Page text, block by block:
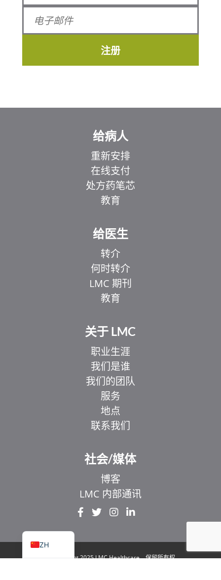
注册
给病人
重新安排
在线支付
处方药笔芯
教育
给医生
转介
何时转介
LMC 期刊
教育
关于 LMC
职业生涯
我们是谁
我们的团队
服务
地点
联系我们
社会/媒体
博客
LMC 内部通讯
© Copyright 2025 LMC Healthcare。保留所有权
ZH